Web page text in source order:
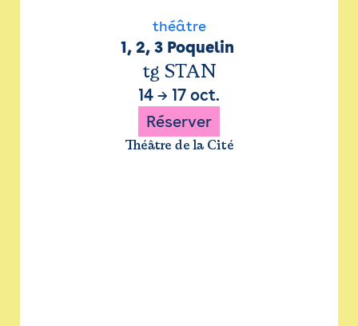
théâtre
1, 2, 3 Poquelin
tg STAN
14 → 17 oct.
Réserver
Théâtre de la Cité